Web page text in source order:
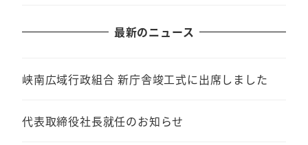
最新のニュース
峡南広域行政組合 新庁舎竣工式に出席しました
代表取締役社長就任のお知らせ